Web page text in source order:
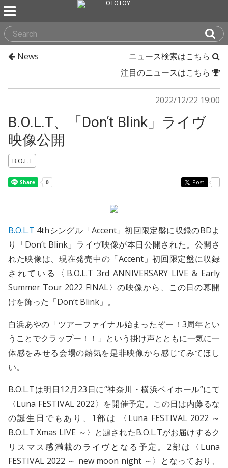
News
ニュース検索はこちら
注目のニュースはこちら
2022/12/22 19:00
B.O.L.T、「Don‘t Blink」ライヴ
映像公開
B.O.L.T
Post -
B.O.L.T 4thシングル「Accent」初回限定盤に収録のBDよ
り「Don‘t Blink」ライヴ映像が本日公開された。公開さ
れた映像は、現在発売中の「Accent」初回限定盤に収録
されている〈B.O.L.T 3rd ANNIVERSARY LIVE & Early
Summer Tour 2022 FINAL〉の映像から、この日の幕開
けを飾った「Don‘t Blink」。
白浜あやの「ツアーファイナル始まったぞー！3周年とい
うことでクラップー！！」という掛け声とともに一気に一
体感をみせる会場の熱気を是非映像から感じてみてほし
い。
B.O.L.Tは明日12月23日に“神奈川・横浜ベイホール”にて
〈Luna FESTIVAL 2022〉を開催予定。この日は内藤るな
の誕生日でもあり、1部は 〈Luna FESTIVAL 2022 ～
B.O.L.T Xmas LIVE ～〉と題されたB.O.L.Tがお届けするク
リスマス感満載のライヴとなる予定。2部は〈Luna
FESTIVAL 2022 ～ new moon night ～〉となっており、